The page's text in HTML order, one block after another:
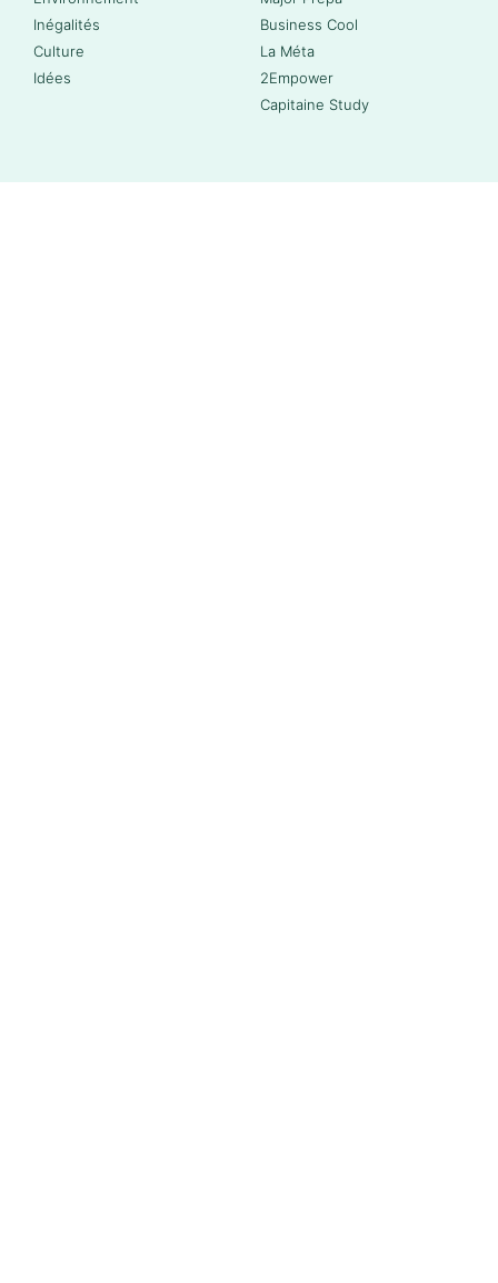
Inégalités
Culture
Idées
Business Cool
La Méta
2Empower
Capitaine Study